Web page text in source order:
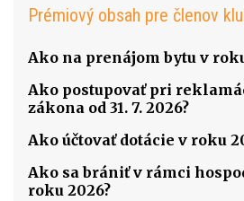
Prémiový obsah pre členov
Ako na prenájom bytu v
Ako postupovať pri
zákona od 31. 7. 2026?
Ako účtovať dotácie v roku
Ako sa brániť v rámci
roku 2026?